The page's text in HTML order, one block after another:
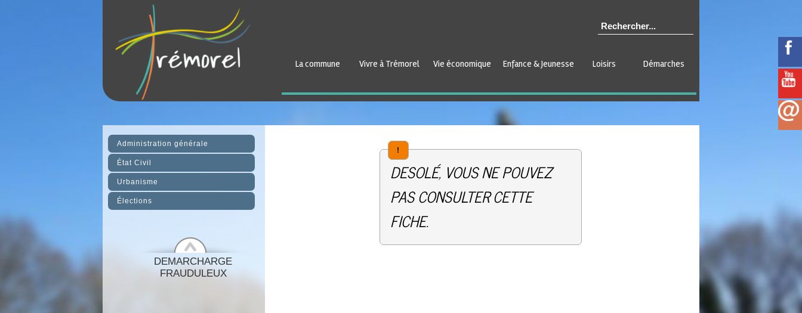
La commune Vivre à Trémorel Vie économique Enfance & Jeunesse Loisirs Démarches
Administration générale
État Civil
Urbanisme
Élections
DEMARCHARGE
FRAUDULEUX
!
DESOLÉ, VOUS NE POUVEZ
PAS CONSULTER CETTE
FICHE.